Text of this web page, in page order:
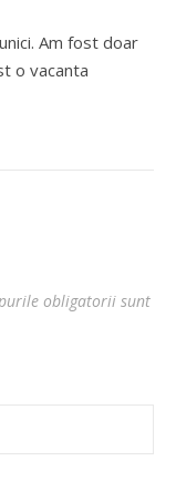
Am fost doar
o vacanta
obligatorii sunt